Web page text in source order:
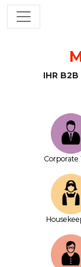
Zum Inhalt
HAUPTNAVIGATION
IHR B2B
Corporate